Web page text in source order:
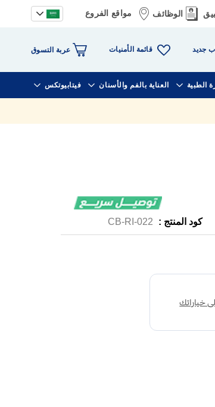
الوظائف مواقع الفروع
جديد قائمة الأمنيات عربة التسوق
الطبية العناية بالفم والأسنان فيتابيوتكس
كود المنتج : CB-RI-022